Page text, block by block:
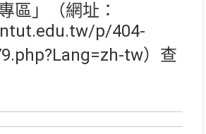
區」（網址：
p/404-
tw）查